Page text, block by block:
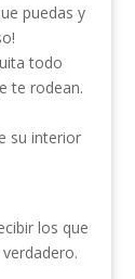
puedas y
todo
te rodean.
su interior
los que